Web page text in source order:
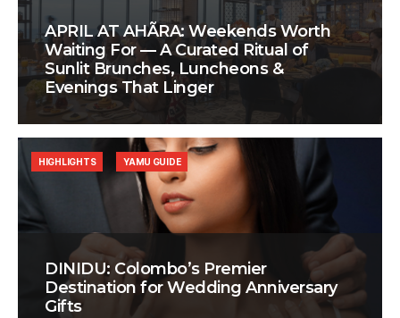
APRIL AT AHÃRA: Weekends Worth
Waiting For — A Curated Ritual of
Sunlit Brunches, Luncheons &
Evenings That Linger
DINIDU: Colombo’s Premier
Destination for Wedding Anniversary
Gifts
HIGHLIGHTS YAMU GUIDE